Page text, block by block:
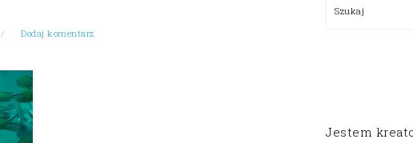
Dodaj komentarz
SIDEBAR
Szukaj
Jestem